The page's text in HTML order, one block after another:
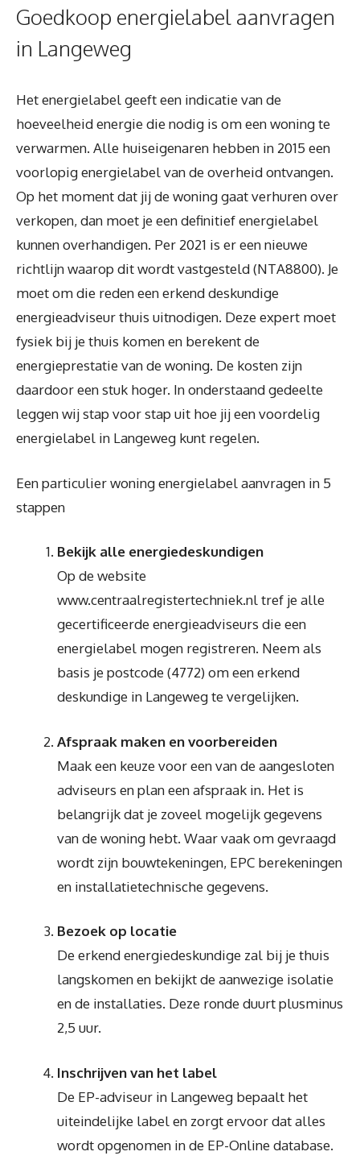
Goedkoop energielabel aanvragen
in Langeweg
Het energielabel geeft een indicatie van de
hoeveelheid energie die nodig is om een woning te
verwarmen. Alle huiseigenaren hebben in 2015 een
voorlopig energielabel van de overheid ontvangen.
Op het moment dat jij de woning gaat verhuren over
verkopen, dan moet je een definitief energielabel
kunnen overhandigen. Per 2021 is er een nieuwe
richtlijn waarop dit wordt vastgesteld (NTA8800). Je
moet om die reden een erkend deskundige
energieadviseur thuis uitnodigen. Deze expert moet
fysiek bij je thuis komen en berekent de
energieprestatie van de woning. De kosten zijn
daardoor een stuk hoger. In onderstaand gedeelte
leggen wij stap voor stap uit hoe jij een voordelig
energielabel in Langeweg kunt regelen.
Een particulier woning energielabel aanvragen in 5
stappen
Bekijk alle energiedeskundigen
Op de website
www.centraalregistertechniek.nl tref je alle
gecertificeerde energieadviseurs die een
energielabel mogen registreren. Neem als
basis je postcode (4772) om een erkend
deskundige in Langeweg te vergelijken.
Afspraak maken en voorbereiden
Maak een keuze voor een van de aangesloten
adviseurs en plan een afspraak in. Het is
belangrijk dat je zoveel mogelijk gegevens
van de woning hebt. Waar vaak om gevraagd
wordt zijn bouwtekeningen, EPC berekeningen
en installatietechnische gegevens.
Bezoek op locatie
De erkend energiedeskundige zal bij je thuis
langskomen en bekijkt de aanwezige isolatie
en de installaties. Deze ronde duurt plusminus
2,5 uur.
Inschrijven van het label
De EP-adviseur in Langeweg bepaalt het
uiteindelijke label en zorgt ervoor dat alles
wordt opgenomen in de EP-Online database.